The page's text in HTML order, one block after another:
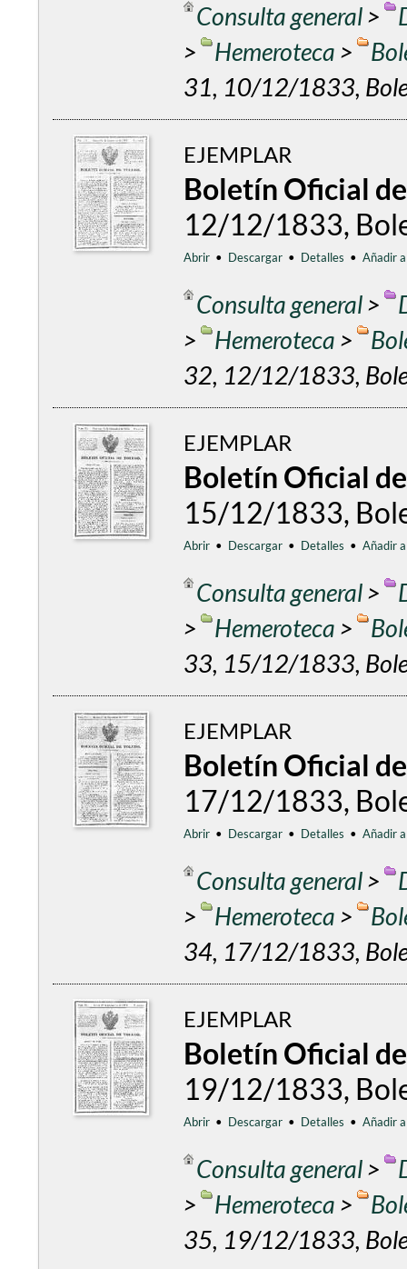
Consulta general>
>
Hemeroteca >
31, 10/12/1833,
EJEMPLAR
Boletín Oficial
12/12/1833,
Abrir • Descargar • Detalles • Añadir
Consulta general>
>
Hemeroteca >
32, 12/12/1833,
EJEMPLAR
Boletín Oficial
15/12/1833,
Abrir • Descargar • Detalles • Añadir
Consulta general>
>
Hemeroteca >
33, 15/12/1833,
EJEMPLAR
Boletín Oficial
17/12/1833,
Abrir • Descargar • Detalles • Añadir
Consulta general>
>
Hemeroteca >
34, 17/12/1833,
EJEMPLAR
Boletín Oficial
19/12/1833,
Abrir • Descargar • Detalles • Añadir
Consulta general>
>
Hemeroteca >
35, 19/12/1833,